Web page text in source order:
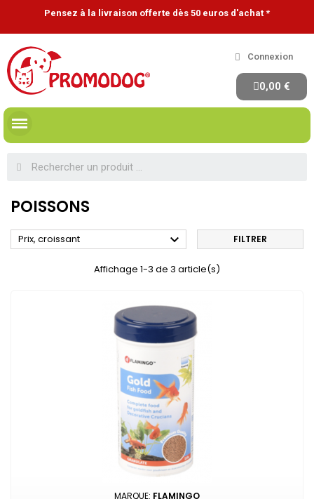
Pensez à la livraison offerte dès 50 euros d'achat *
Connexion
0,00 €
POISSONS
Prix, croissant  FILTRER
Affichage 1-3 de 3 article(s)
MARQUE: FLAMINGO